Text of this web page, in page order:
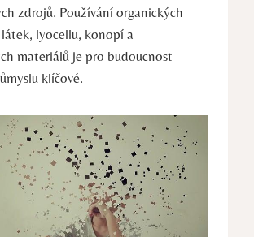
zdrojů. Používání organických
lyocellu, konopí a
materiálů je pro budoucnost
klíčové.